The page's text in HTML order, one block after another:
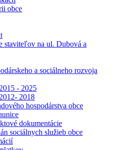
obce
staviteľov na ul. Dubová a
a sociálneho rozvoja
- 2025
2018
hospodárstva obce
dokumentácie
sociálnych služieb obce